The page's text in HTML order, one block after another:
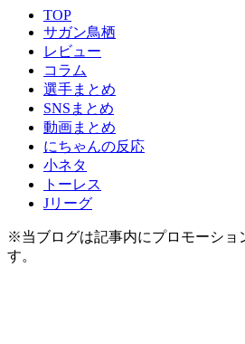
TOP
サガン鳥栖
レビュー
コラム
選手まとめ
SNSまとめ
動画まとめ
にちゃんの反応
小ネタ
トーレス
Jリーグ
※当ブログは記事内にプロモーショ
す。